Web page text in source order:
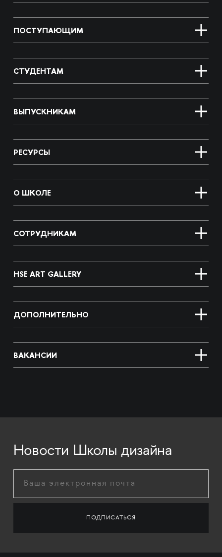
ПОСТУПАЮЩИМ
СТУДЕНТАМ
ВЫПУСКНИКАМ
РЕСУРСЫ
О ШКОЛЕ
СОТРУДНИКАМ
HSE ART GALLERY
ДОПОЛНИТЕЛЬНО
ВАКАНСИИ
Новости Школы дизайна